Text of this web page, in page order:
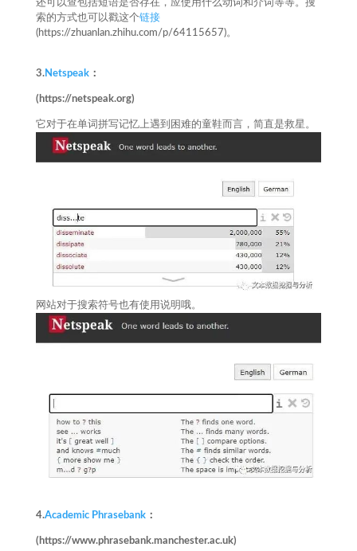
还可以查包括短语是否存在，应使用什么动词和介词等等。搜
索的方式也可以戳这个链接
(https://zhuanlan.zhihu.com/p/64115657)。
3.Netspeak：
(https://netspeak.org)
它对于在单词拼写记忆上遇到困难的童鞋而言，简直是救星。
网站对于搜索符号也有使用说明哦。
4.Academic Phrasebank：
(https://www.phrasebank.manchester.ac.uk)